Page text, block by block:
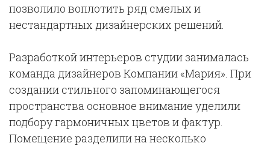
позволило воплотить ряд смелых и
нестандартных дизайнерских решений.
Разработкой интерьеров студии занималась
команда дизайнеров Компании «Мария». При
создании стильного запоминающегося
пространства основное внимание уделили
подбору гармоничных цветов и фактур.
Помещение разделили на несколько